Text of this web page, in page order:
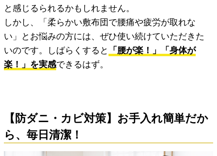
と感じるられるかもしれません。
しかし、「柔らかい敷布団で腰痛や疲労が取れな
い」とお悩みの方には、ぜひ使い続けていただきた
いのです。しばらくすると 「腰が楽！」「身体が
楽！」を実感できるはず。
【防ダニ・カビ対策】お手入れ簡単だか
ら、毎日清潔！